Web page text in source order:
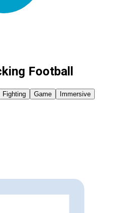
Football
Fighting Game
Immersive